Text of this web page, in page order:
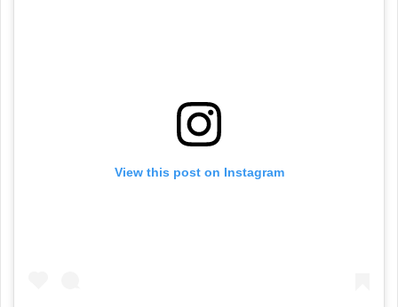
View this post on Instagram